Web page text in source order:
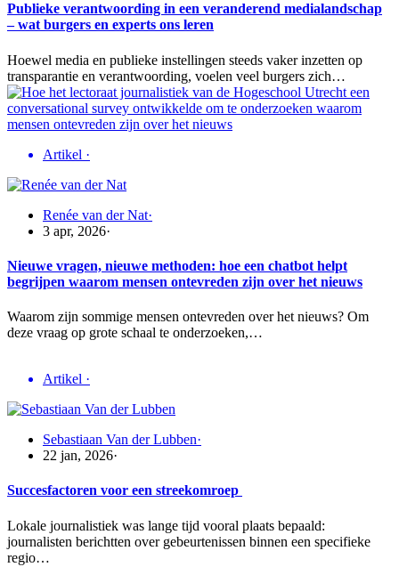
Publieke verantwoording in een veranderend medialandschap
– wat burgers en experts ons leren
Hoewel media en publieke instellingen steeds vaker inzetten op
transparantie en verantwoording, voelen veel burgers zich…
Artikel ·
Renée van der Nat·
3 apr, 2026·
Nieuwe vragen, nieuwe methoden: hoe een chatbot helpt
begrijpen waarom mensen ontevreden zijn over het nieuws
Waarom zijn sommige mensen ontevreden over het nieuws? Om
deze vraag op grote schaal te onderzoeken,…
Artikel ·
Sebastiaan Van der Lubben·
22 jan, 2026·
Succesfactoren voor een streekomroep
Lokale journalistiek was lange tijd vooral plaats bepaald:
journalisten berichtten over gebeurtenissen binnen een specifieke
regio…